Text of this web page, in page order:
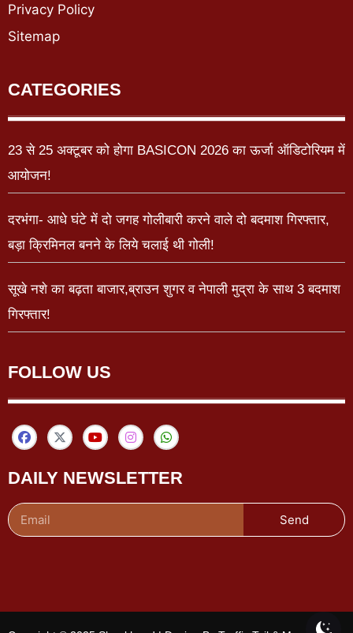
Privacy Policy
Sitemap
CATEGORIES
23 से 25 अक्टूबर को होगा BASICON 2026 का ऊर्जा ऑडिटोरियम में
आयोजन!
दरभंगा- आधे घंटे में दो जगह गोलीबारी करने वाले दो बदमाश गिरफ्तार,
बड़ा क्रिमिनल बनने के लिये चलाई थी गोली!
सूखे नशे का बढ़ता बाजार,ब्राउन शुगर व नेपाली मुद्रा के साथ 3 बदमाश
गिरफ्तार!
FOLLOW US
DAILY NEWSLETTER
Send